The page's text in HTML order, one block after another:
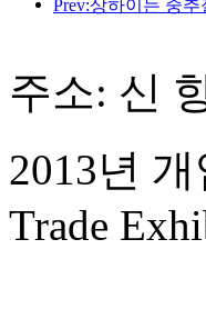
주소: 신
2013년 개
Trade